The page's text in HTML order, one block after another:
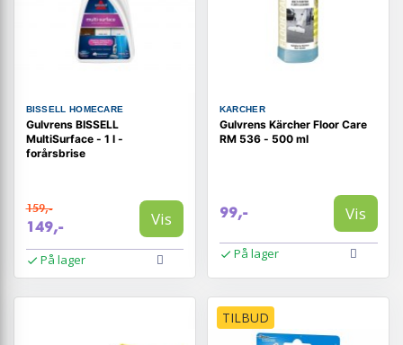
BISSELL HOMECARE
Gulvrens BISSELL
MultiSurface - 1 l -
forårsbrise
159,-
149,- Vis
På lager
KARCHER
Gulvrens Kärcher Floor Care
RM 536 - 500 ml
99,- Vis
På lager
TILBUD